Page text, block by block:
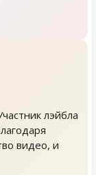
лэйбла
видео, и